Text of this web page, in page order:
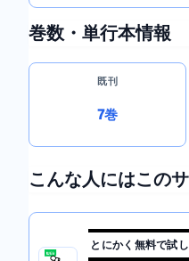
巻数・単行本情報
既刊
7巻
こんな人にはこの
とにかく無料で試